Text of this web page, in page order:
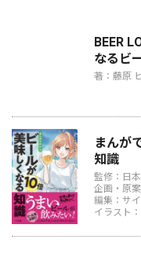
BEER
なるビ
著：藤原
まんが
知識
監修：日
企画・原
編集：サ
イラスト